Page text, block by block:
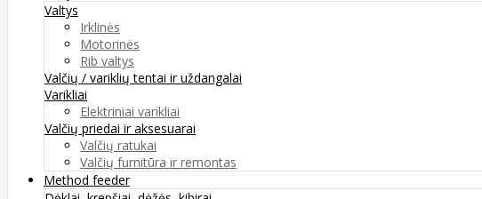
Valtys
Irklinės
Motorinės
Rib valtys
Valčių / variklių tentai ir uždangalai
Varikliai
Elektriniai varikliai
Valčių priedai ir aksesuarai
Valčių ratukai
Valčių furnitūra ir remontas
Method feeder